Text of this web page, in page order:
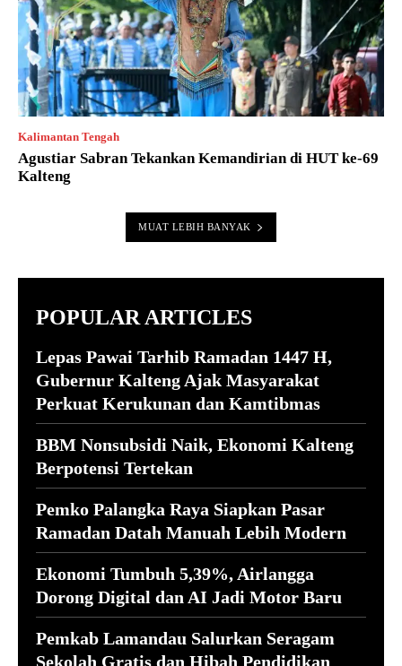
Kalimantan Tengah
Agustiar Sabran Tekankan Kemandirian di HUT ke-69
Kalteng
MUAT LEBIH BANYAK
POPULAR ARTICLES
Lepas Pawai Tarhib Ramadan 1447 H,
Gubernur Kalteng Ajak Masyarakat
Perkuat Kerukunan dan Kamtibmas
BBM Nonsubsidi Naik, Ekonomi Kalteng
Berpotensi Tertekan
Pemko Palangka Raya Siapkan Pasar
Ramadan Datah Manuah Lebih Modern
Ekonomi Tumbuh 5,39%, Airlangga
Dorong Digital dan AI Jadi Motor Baru
Pemkab Lamandau Salurkan Seragam
Sekolah Gratis dan Hibah Pendidikan